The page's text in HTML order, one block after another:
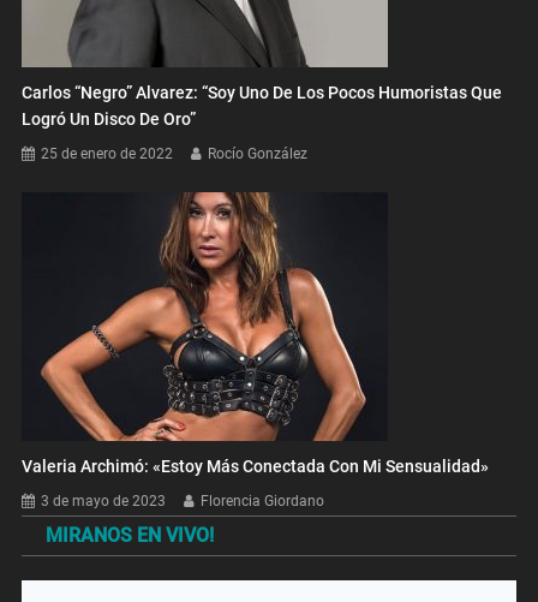
Carlos “Negro” Alvarez: “Soy Uno De Los Pocos Humoristas Que
Logró Un Disco De Oro”
25 de enero de 2022 Rocío González
Valeria Archimó: «Estoy Más Conectada Con Mi Sensualidad»
3 de mayo de 2023 Florencia Giordano
MIRANOS EN VIVO!